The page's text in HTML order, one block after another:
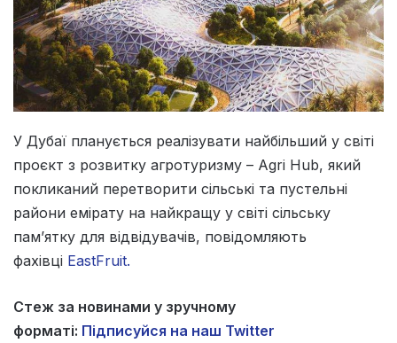
У Дубаї планується реалізувати найбільший у світі
проєкт з розвитку агротуризму – Agri Hub, який
покликаний перетворити сільські та пустельні
райони емірату на найкращу у світі сільську
пам’ятку для відвідувачів, повідомляють
фахівці EastFruit.
Стеж за новинами у зручному
форматі: Підписуйся на наш Twitter